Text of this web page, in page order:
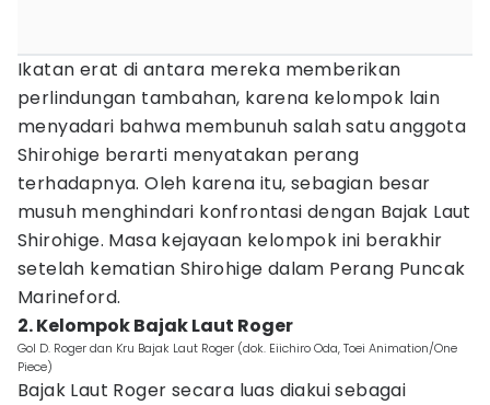
Ikatan erat di antara mereka memberikan
perlindungan tambahan, karena kelompok lain
menyadari bahwa membunuh salah satu anggota
Shirohige berarti menyatakan perang
terhadapnya. Oleh karena itu, sebagian besar
musuh menghindari konfrontasi dengan Bajak Laut
Shirohige. Masa kejayaan kelompok ini berakhir
setelah kematian Shirohige dalam Perang Puncak
Marineford.
2. Kelompok Bajak Laut Roger
Gol D. Roger dan Kru Bajak Laut Roger (dok. Eiichiro Oda, Toei Animation/One
Piece)
Bajak Laut Roger secara luas diakui sebagai